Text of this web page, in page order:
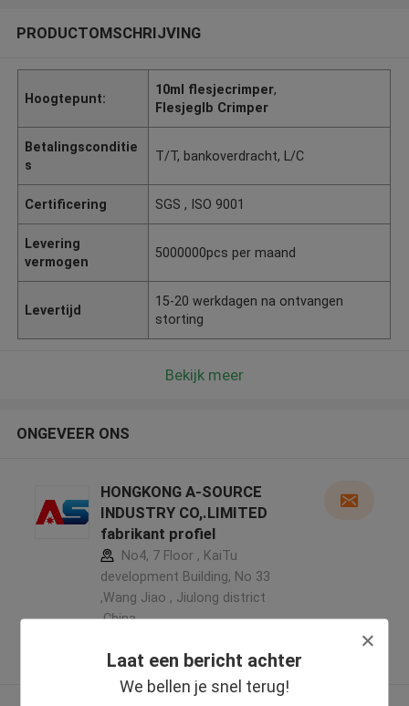
Laat een bericht achter
We bellen je snel terug!
PRODUCTOMSCHRIJVING
Hoogtepunt:
10ml flesjecrimper,
Flesjeglb Crimper
Betalingsconditie
s
T/T, bankoverdracht, L/C
Certificering SGS , ISO 9001
Levering
vermogen
5000000pcs per maand
Levertijd
15-20 werkdagen na ontvangen
storting
Bekijk meer
ONGEVEER ONS
HONGKONG A-SOURCE
INDUSTRY CO,.LIMITED
fabrikant profiel
No4, 7 Floor , KaiTu
development Building, No 33
,Wang Jiao , Jiulong district
,China
Geverifieerde Leverancier